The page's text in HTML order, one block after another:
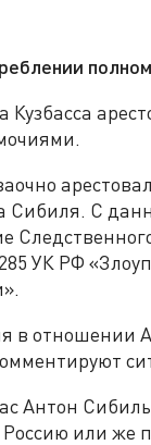
Сибиля. С
УК РФ
в отношении
Антон
или же